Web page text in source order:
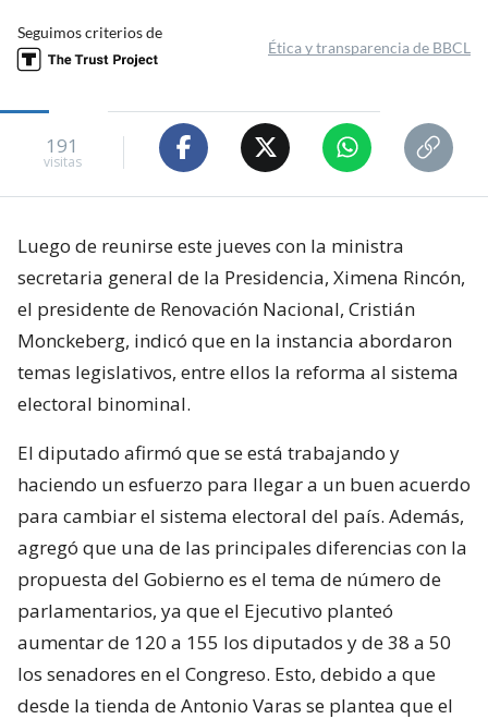
Seguimos criterios de
Ética y transparencia de BBCL
191
visitas
Luego de reunirse este jueves con la ministra
secretaria general de la Presidencia, Ximena Rincón,
el presidente de Renovación Nacional, Cristián
Monckeberg, indicó que en la instancia abordaron
temas legislativos, entre ellos la reforma al sistema
electoral binominal.
El diputado afirmó que se está trabajando y
haciendo un esfuerzo para llegar a un buen acuerdo
para cambiar el sistema electoral del país. Además,
agregó que una de las principales diferencias con la
propuesta del Gobierno es el tema de número de
parlamentarios, ya que el Ejecutivo planteó
aumentar de 120 a 155 los diputados y de 38 a 50
los senadores en el Congreso. Esto, debido a que
desde la tienda de Antonio Varas se plantea que el